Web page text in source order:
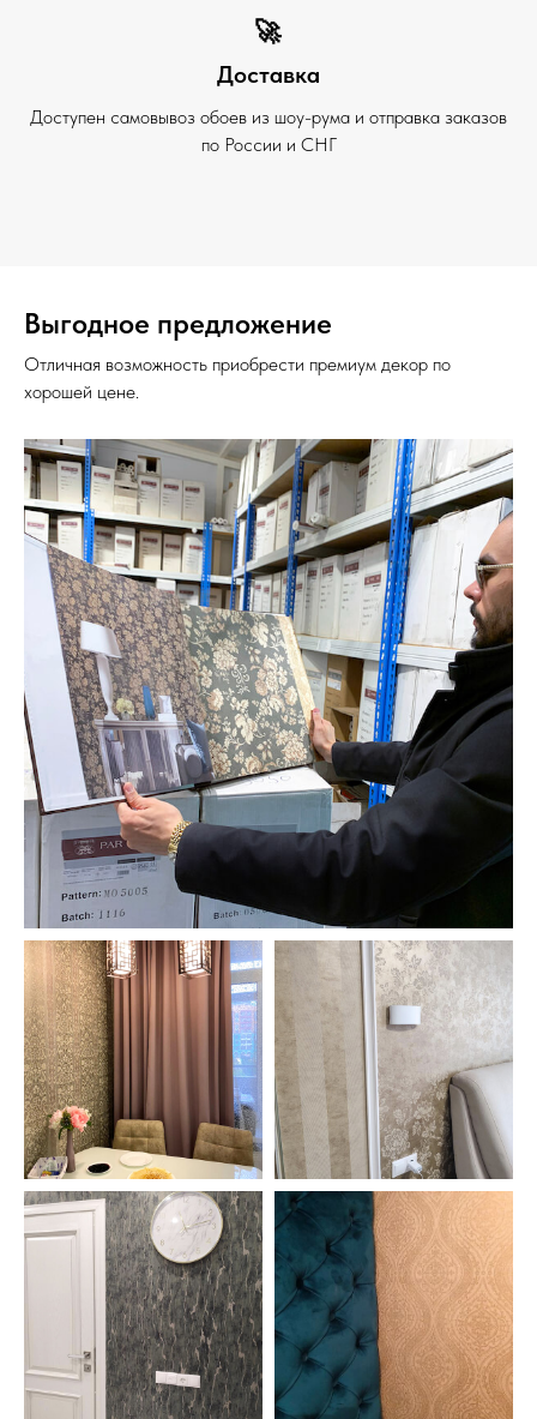
🚀
Доставка
Доступен самовывоз обоев из шоу-рума и отправка заказов
по России и СНГ
Выгодное предложение
Отличная возможность приобрести премиум декор по
хорошей цене.